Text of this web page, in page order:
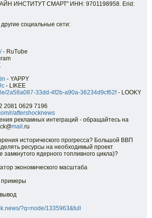
ИНСТИТУТ СМАРТ" ИНН: 9701198958. Erid:
социальные сети:
- RuTube
- YAPPY
- LIKEE
2a58a087-33dd-4f2b-a90a-36234d9cf62f- LOOKY
2081 0629 7196
r/aftershocknews
рекламных интеграций - обращайтесь на
mail .ru
исторического прогресса? Большой ВВП
ресурсы на необходимый проект
ядерного топливного цикла)?
экономического масштаба
примеры
?q=node/1335963&full